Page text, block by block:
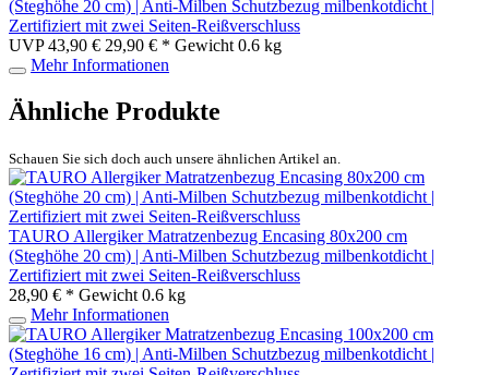
(Steghöhe 20 cm) | Anti-Milben Schutzbezug milbenkotdicht |
Zertifiziert mit zwei Seiten-Reißverschluss
UVP 43,90 € 29,90 € * Gewicht 0.6 kg
Mehr Informationen
Ähnliche Produkte
Schauen Sie sich doch auch unsere ähnlichen Artikel an.
TAURO Allergiker Matratzenbezug Encasing 80x200 cm
(Steghöhe 20 cm) | Anti-Milben Schutzbezug milbenkotdicht |
Zertifiziert mit zwei Seiten-Reißverschluss
28,90 € * Gewicht 0.6 kg
Mehr Informationen